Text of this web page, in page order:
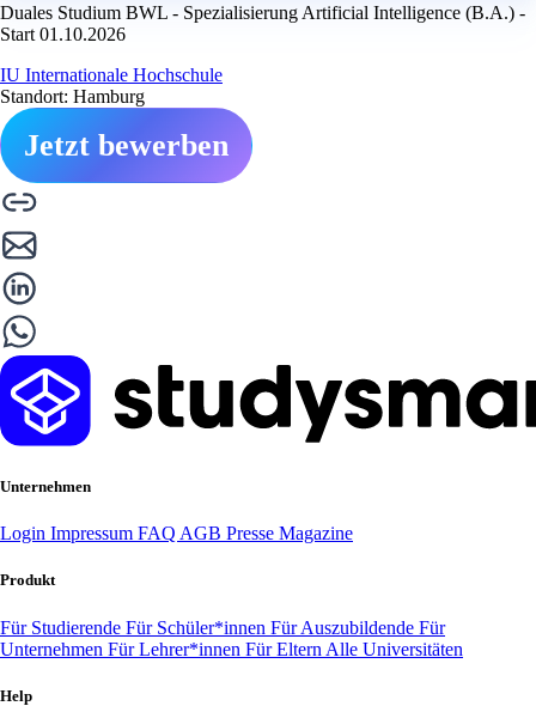
Duales Studium BWL - Spezialisierung Artificial Intelligence (B.A.) -
Start 01.10.2026
IU Internationale Hochschule
Standort: Hamburg
Jetzt bewerben
Unternehmen
Login Impressum FAQ AGB Presse Magazine
Produkt
Für Studierende Für Schüler*innen Für Auszubildende Für
Unternehmen Für Lehrer*innen Für Eltern Alle Universitäten
Help